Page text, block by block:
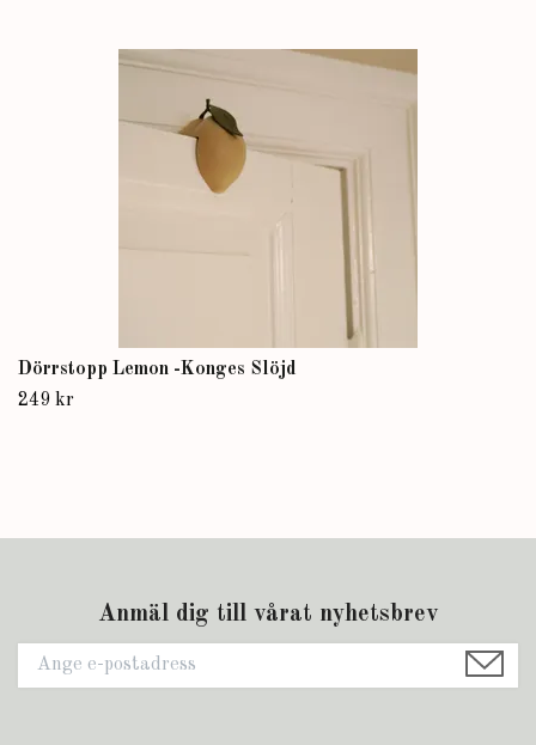
Dörrstopp Lemon -Konges Slöjd
249 kr
Anmäl dig till vårat nyhetsbrev